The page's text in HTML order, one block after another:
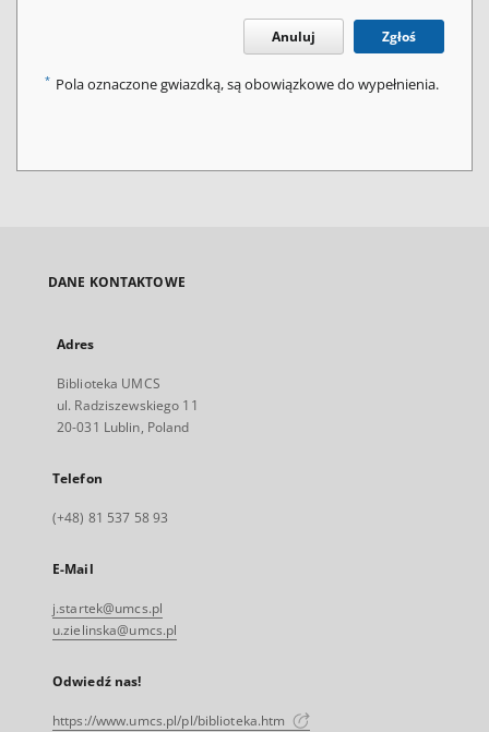
Anuluj Zgłoś
* Pola oznaczone gwiazdką, są obowiązkowe do wypełnienia.
DANE KONTAKTOWE
Adres
Biblioteka UMCS
ul. Radziszewskiego 11
20-031 Lublin, Poland
Telefon
(+48) 81 537 58 93
E-Mail
j.startek@umcs.pl
u.zielinska@umcs.pl
Odwiedź nas!
https://www.umcs.pl/pl/biblioteka.htm